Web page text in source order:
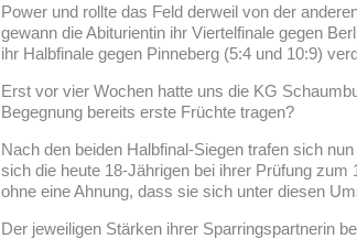
Power und rollte das Feld derweil von der
gewann die Abiturientin ihr Viertelfinale gegen
ihr Halbfinale gegen Pinneberg (5:4 und 10:9)
Erst vor vier Wochen hatte uns die KG
Begegnung bereits erste Früchte tragen?
Nach den beiden Halbfinal-Siegen trafen sich
sich die heute 18-Jährigen bei ihrer Prüfung
ohne eine Ahnung, dass sie sich unter diesen
Der jeweiligen Stärken ihrer Sparringspartnerin